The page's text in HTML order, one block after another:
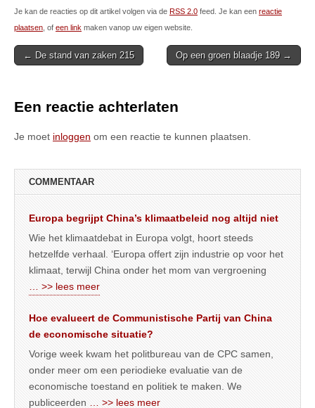
Je kan de reacties op dit artikel volgen via de RSS 2.0 feed. Je kan een reactie
plaatsen , of een link maken vanop uw eigen website.
Post
← De stand van zaken 215 Op een groen blaadje 189 →
Een reactie achterlaten
Je moet inloggen om een reactie te kunnen plaatsen.
COMMENTAAR
Europa begrijpt China’s klimaatbeleid nog altijd niet
Wie het klimaatdebat in Europa volgt, hoort steeds
hetzelfde verhaal. ‘Europa offert zijn industrie op voor het
klimaat, terwijl China onder het mom van vergroening
… >> lees meer
Hoe evalueert de Communistische Partij van China
de economische situatie?
Vorige week kwam het politbureau van de CPC samen,
onder meer om een periodieke evaluatie van de
economische toestand en politiek te maken. We
publiceerden
… >> lees meer